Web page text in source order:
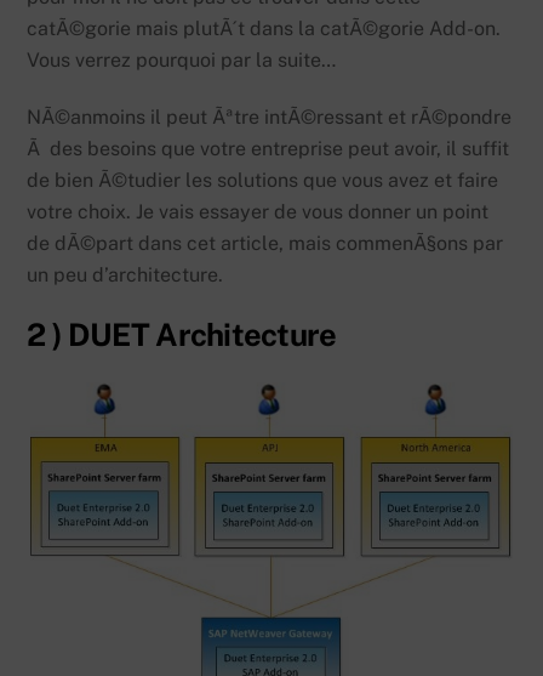
catÃ©gorie mais plutÃ´t dans la catÃ©gorie Add-on.
Vous verrez pourquoi par la suite…
NÃ©anmoins il peut Ãªtre intÃ©ressant et rÃ©pondre
Ã des besoins que votre entreprise peut avoir, il suffit
de bien Ã©tudier les solutions que vous avez et faire
votre choix. Je vais essayer de vous donner un point
de dÃ©part dans cet article, mais commenÃ§ons par
un peu d’architecture.
2 ) DUET Architecture